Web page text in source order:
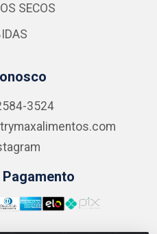
SECOS
3524